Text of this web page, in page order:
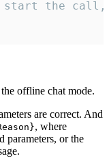
the
offline chat mode.
are correct. And
, where
parameters, or the